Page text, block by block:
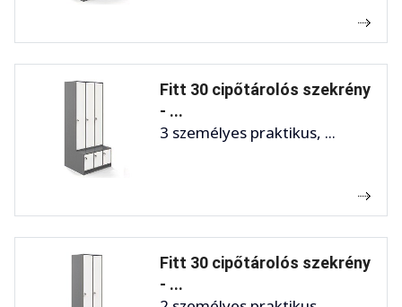
Fitt 30 cipőtárolós szekrény
- ...
3 személyes praktikus, ...
Fitt 30 cipőtárolós szekrény
- ...